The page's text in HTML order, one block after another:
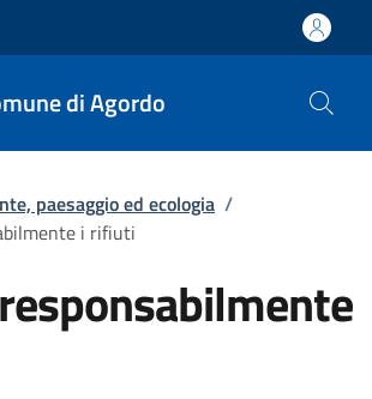
di Agordo
pane
paesaggio ed ecologia /
i rifiuti